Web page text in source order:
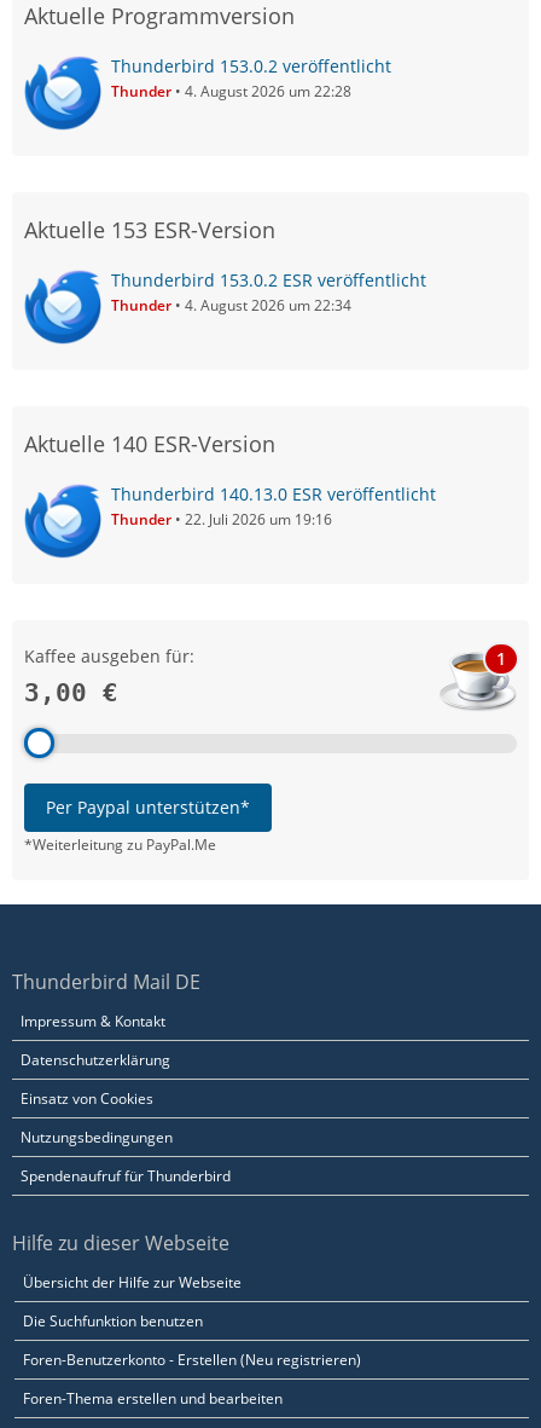
Aktuelle Programmversion
Thunderbird 153.0.2 veröffentlicht
Thunder 4. August 2026 um 22:28
Aktuelle 153 ESR-Version
Thunderbird 153.0.2 ESR veröffentlicht
Thunder 4. August 2026 um 22:34
Aktuelle 140 ESR-Version
Thunderbird 140.13.0 ESR veröffentlicht
Thunder 22. Juli 2026 um 19:16
Kaffee ausgeben für:
3,00 €
1
Per Paypal unterstützen*
*Weiterleitung zu PayPal.Me
Thunderbird Mail DE
Impressum & Kontakt
Datenschutzerklärung
Einsatz von Cookies
Nutzungsbedingungen
Spendenaufruf für Thunderbird
Hilfe zu dieser Webseite
Übersicht der Hilfe zur Webseite
Die Suchfunktion benutzen
Foren-Benutzerkonto - Erstellen (Neu registrieren)
Foren-Thema erstellen und bearbeiten